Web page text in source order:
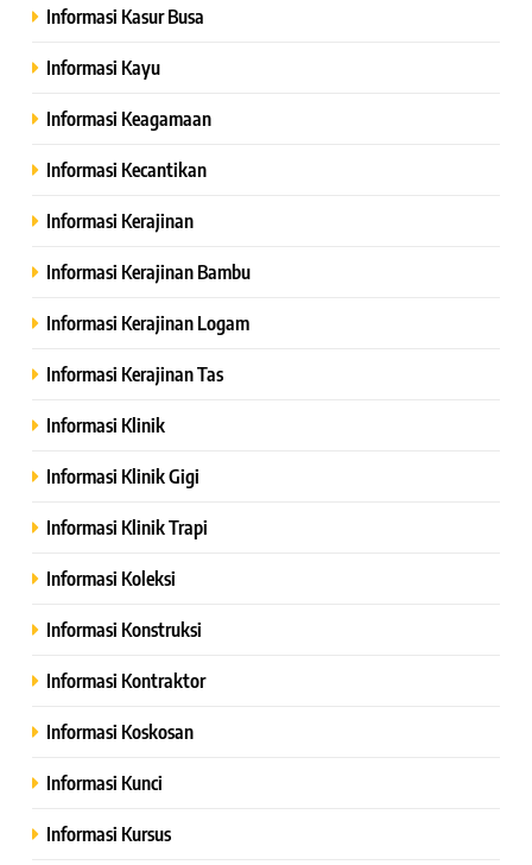
Informasi Kasur Busa
Informasi Kayu
Informasi Keagamaan
Informasi Kecantikan
Informasi Kerajinan
Informasi Kerajinan Bambu
Informasi Kerajinan Logam
Informasi Kerajinan Tas
Informasi Klinik
Informasi Klinik Gigi
Informasi Klinik Trapi
Informasi Koleksi
Informasi Konstruksi
Informasi Kontraktor
Informasi Koskosan
Informasi Kunci
Informasi Kursus